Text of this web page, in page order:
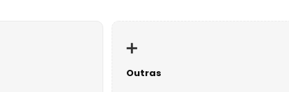
➕
Outras